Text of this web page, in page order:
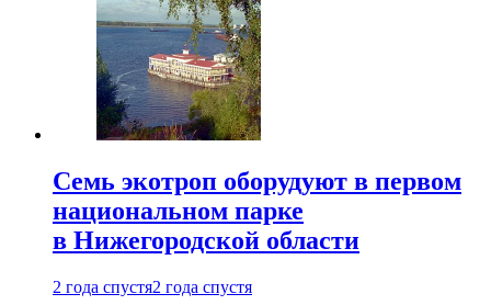
Семь экотроп оборудуют в первом
национальном парке
в Нижегородской области
2 года спустя2 года спустя